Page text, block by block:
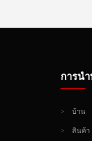
การน
> บ้าน
> สินค้า